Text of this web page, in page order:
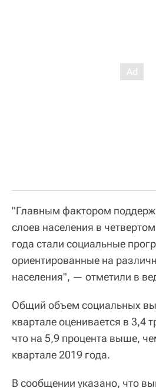
"Главным фактором
слоев населения в
года стали социальные
ориентированные на
населения", — отметили в
Общий объем социальных
квартале оценивается в 3,4
что на 5,9 процента выше,
квартале 2019 года.
В сообщении указано, что